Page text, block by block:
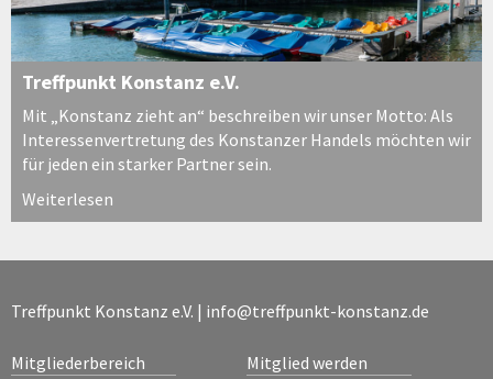
Treffpunkt Konstanz e.V.
Mit „Konstanz zieht an“ beschreiben wir unser Motto: Als
Interessenvertretung des Konstanzer Handels möchten wir
für jeden ein starker Partner sein.
Weiterlesen
Treffpunkt Konstanz e.V. | info@treffpunkt-konstanz.de
Mitgliederbereich Mitglied werden